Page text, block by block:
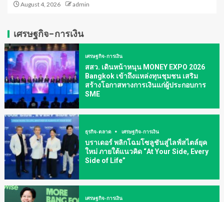
August 4, 2026 admin
เศรษฐกิจ-การเงิน
เศรษฐกิจ-การเงิน
สสว. เดินหน้าหนุน MONEY EXPO 2026
Bangkok เข้าถึงแหล่งทุนชุมชน เสริม
สร้างโอกาสทางการเงินแก่ผู้ประกอบการ
SME
ธุรกิจ-ตลาด เศรษฐกิจ-การเงิน
บราเดอร์ พลิกโฉมโซลูชันสู่ไลฟ์สไตล์ยุค
ใหม่ ภายใต้แนวคิด “At Your Side, Every
Side of Life”
เศรษฐกิจ-การเงิน